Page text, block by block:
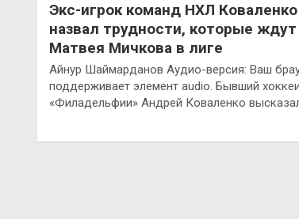
Экс-игрок команд НХЛ Коваленко
назвал трудности, которые ждут
Матвея Мичкова в лиге
Айнур Шаймарданов Аудио-версия: Ваш
поддерживает элемент audio. Бывший
«Филадельфии» Андрей Коваленко